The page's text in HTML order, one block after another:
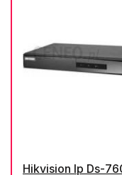
Hikvision Ip Ds-